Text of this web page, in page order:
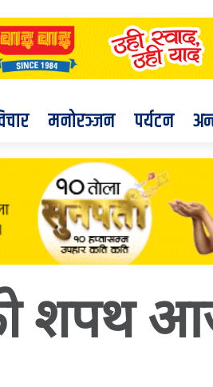
मनोरञ्जन पर्यटन
शपथ